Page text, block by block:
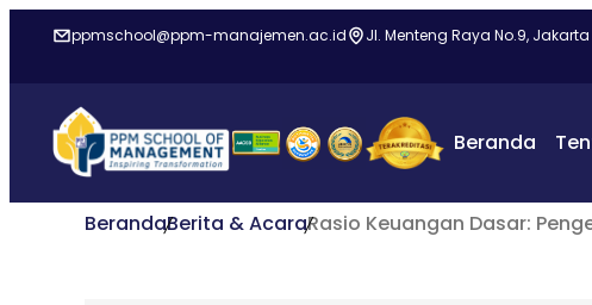
ppmschool@ppm-manajemen.ac.id Jl. Menteng Raya No.9,
Beranda
BerandaBerita & AcaraRasio Keuangan Dasar: